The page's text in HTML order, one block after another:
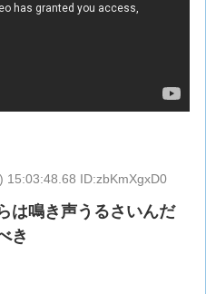
15:03:48.68 ID:zbKmXgxD0
は鳴き声うるさいんだ
き